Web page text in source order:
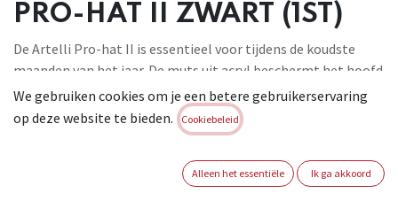
PRO-HAT II ZWART (1ST)
De Artelli Pro-hat II is essentieel voor tijdens de koudste
maanden van het jaar. De muts uit acryl beschermt het hoofd
tegen koude, voelt zacht aan en is aangenaam om te dragen.
Materiaal: 100% acryl. Kleur: zwart. Maat: universeel
Login of registreer om verder te
We gebruiken cookies om je een betere gebruikerservaring
op deze website te bieden.
Cookiebeleid
Alleen het essentiële Ik ga akkoord